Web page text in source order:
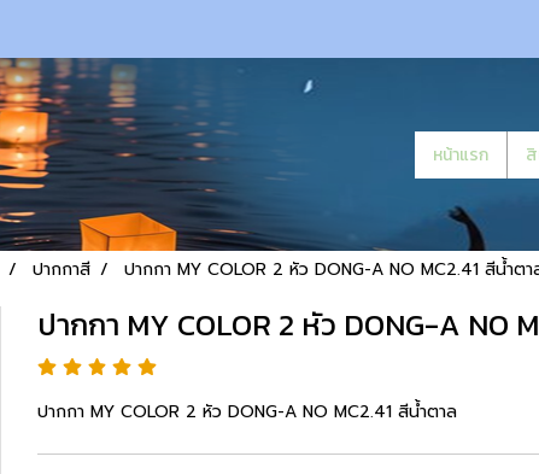
หน้าแรก
ปากกาสี ปากกา MY COLOR 2 หัว DONG-A NO MC2.41 สีน้ำตา
ปากกา MY COLOR 2 หัว DONG-A NO
ปากกา MY COLOR 2 หัว DONG-A NO MC2.41 สีน้ำตาล